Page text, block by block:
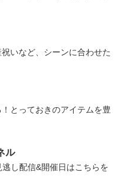
いなど、シーンに合わせた
とっておきのアイテムを豊
ル
し配信&開催日はこちらを